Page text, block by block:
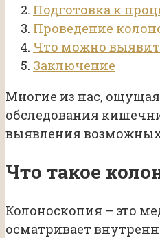
Подготовка к
Проведение
Что можно
Заключение
Многие из нас,
обследования
выявления возможных
Что такое
Колоноскопия – это
осматривает